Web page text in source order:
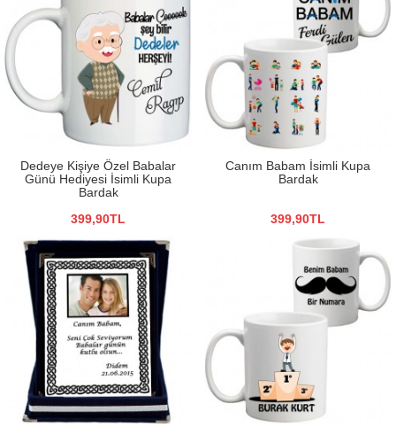
Dedeye Kişiye Özel Babalar
Günü Hediyesi İsimli Kupa
Bardak
399,90TL
Canım Babam İsimli Kupa
Bardak
399,90TL